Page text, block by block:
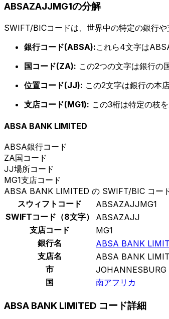
ABSAZAJJMG1の分解
SWIFT/BICコードは、世界中の特定の銀行や
銀行コード(ABSA):これら4文字は
国コード(ZA): この2つの文字は銀行の
位置コード(JJ): この2文字は銀行の本
支店コード(MG1): この3桁は特定の枝
ABSA BANK LIMITED
ABSA銀行コード
ZA国コード
JJ場所コード
MG1支店コード
ABSA BANK LIMITED の SWIFT/BIC コー
スウィフトコード
ABSAZAJJMG1
SWIFTコード（8文字）
ABSAZAJJ
支店コード
MG1
銀行名
ABSA BANK
支店名
ABSA BANK
市
JOHANNESBURG
国
南アフリカ
ABSA BANK LIMITED コード詳細